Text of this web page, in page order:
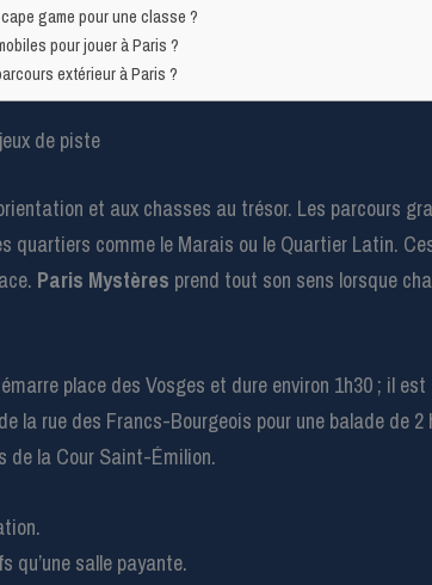
game pour une classe ?
pour jouer à Paris ?
extérieur à Paris ?
de piste
et aux chasses au trésor. Les parcours
comme le Marais ou le Quartier Latin.
Paris Mystères prend tout son sens lorsque
place des Vosges et dure environ 1h30 ; il
la rue des Francs-Bourgeois pour une balade de 2
de la Cour Saint-Émilion.
qu’une salle payante.